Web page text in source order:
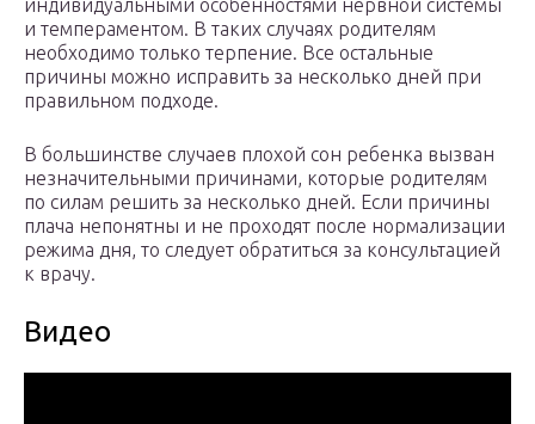
индивидуальными особенностями нервной системы
и темпераментом. В таких случаях родителям
необходимо только терпение. Все остальные
причины можно исправить за несколько дней при
правильном подходе.
В большинстве случаев плохой сон ребенка вызван
незначительными причинами, которые родителям
по силам решить за несколько дней. Если причины
плача непонятны и не проходят после нормализации
режима дня, то следует обратиться за консультацией
к врачу.
Видео